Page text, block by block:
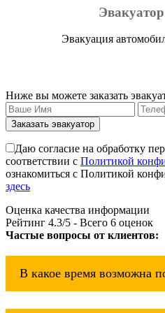
Эвакуация
Ниже вы можете заказать
Заказать эвакуатор
Даю согласие на обработку
соответствии с Политикой
ознакомиться с Политикой
здесь
Оценка качества информации
Рейтинг 4.3/5 - Всего 6 оценок
Частые вопросы от клиентов:
В какое время возможна